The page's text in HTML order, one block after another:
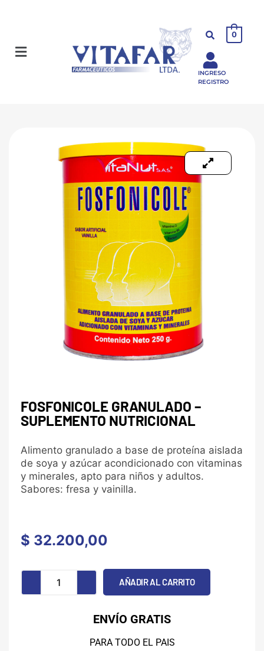
0
INGRESO
REGISTRO
FOSFONICOLE GRANULADO –
SUPLEMENTO NUTRICIONAL
Alimento granulado a base de proteína aislada
de soya y azúcar acondicionado con vitaminas
y minerales, apto para niños y adultos.
Sabores: fresa y vainilla.
$ 32.200,00
AÑADIR AL CARRITO
ENVÍO GRATIS
PARA TODO EL PAIS